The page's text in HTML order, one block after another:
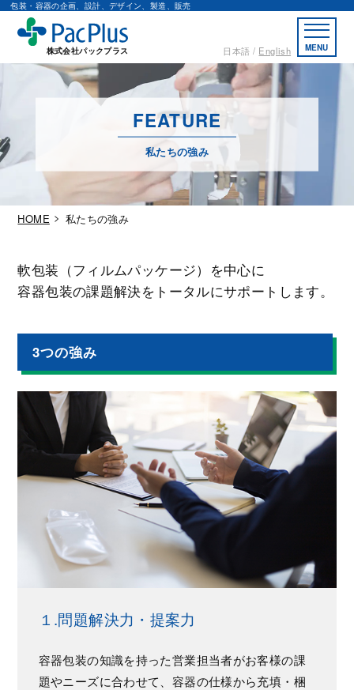
包装・容器の企画、設計、デザイン、製造、販売
株式会社パックプラス 日本語 English MENU
FEATURE
私たちの強み
HOME 私たちの強み
軟包装（フィルムパッケージ）を中心に
容器包装の課題解決をトータルにサポートします。
3つの強み
１.問題解決力・提案力
容器包装の知識を持った営業担当者がお客様の課
題やニーズに合わせて、容器の仕様から充填・梱